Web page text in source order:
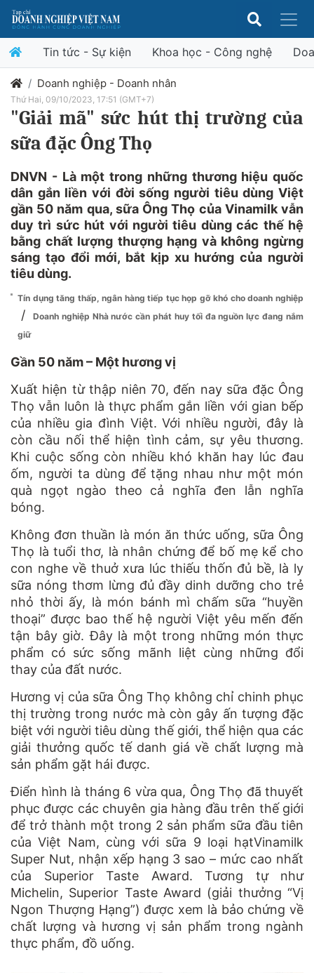
Tin tức - Sự kiện Khoa học - Công nghệ
Doanh nghiệp - Doanh nhân
Thứ Hai, 09/10/2023, 17:51 (GMT+7)
"Giải mã" sức hút thị trường của
sữa đặc Ông Thọ
DNVN - Là một trong những thương hiệu quốc
dân gắn liền với đời sống người tiêu dùng Việt
gần 50 năm qua, sữa Ông Thọ của Vinamilk vẫn
duy trì sức hút với người tiêu dùng các thế hệ
bằng chất lượng thượng hạng và không ngừng
sáng tạo đổi mới, bắt kịp xu hướng của người
tiêu dùng.
Tín dụng tăng thấp, ngân hàng tiếp tục họp gỡ khó cho doanh nghiệp
/
Doanh nghiệp Nhà nước cần phát huy tối đa nguồn lực đang nắm
giữ
Gần 50 năm – Một hương vị
Xuất hiện từ thập niên 70, đến nay sữa đặc Ông
Thọ vẫn luôn là thực phẩm gắn liền với gian bếp
của nhiều gia đình Việt. Với nhiều người, đây là
còn cầu nối thể hiện tình cảm, sự yêu thương.
Khi cuộc sống còn nhiều khó khăn hay lúc đau
ốm, người ta dùng để tặng nhau như một món
quà ngọt ngào theo cả nghĩa đen lẫn nghĩa
bóng.
Không đơn thuần là món ăn thức uống, sữa Ông
Thọ là tuổi thơ, là nhân chứng để bố mẹ kể cho
con nghe về thuở xưa lúc thiếu thốn đủ bề, là ly
sữa nóng thơm lừng đủ đầy dinh dưỡng cho trẻ
nhỏ thời ấy, là món bánh mì chấm sữa “huyền
thoại” được bao thế hệ người Việt yêu mến đến
tận bây giờ. Đây là một trong những món thực
phẩm có sức sống mãnh liệt cùng những đổi
thay của đất nước.
Hương vị của sữa Ông Thọ không chỉ chinh phục
thị trường trong nước mà còn gây ấn tượng đặc
biệt với người tiêu dùng thế giới, thể hiện qua các
giải thưởng quốc tế danh giá về chất lượng mà
sản phẩm gặt hái được.
Điển hình là tháng 6 vừa qua, Ông Thọ đã thuyết
phục được các chuyên gia hàng đầu trên thế giới
để trở thành một trong 2 sản phẩm sữa đầu tiên
của Việt Nam, cùng với sữa 9 loại hạtVinamilk
Super Nut, nhận xếp hạng 3 sao – mức cao nhất
của Superior Taste Award. Tương tự như
Michelin, Superior Taste Award (giải thưởng “Vị
Ngon Thượng Hạng”) được xem là bảo chứng về
chất lượng và hương vị sản phẩm trong ngành
thực phẩm, đồ uống.